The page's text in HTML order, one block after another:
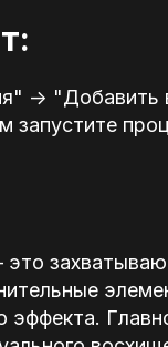
-> "Добавить
запустите
эффекта.